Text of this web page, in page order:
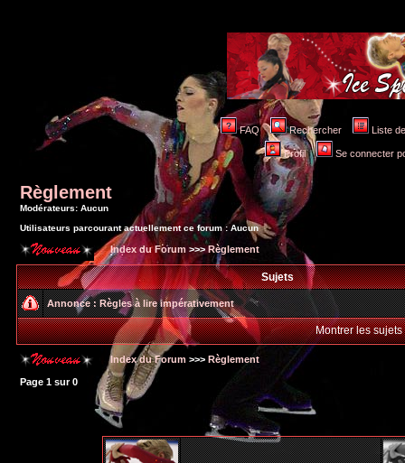
FAQ Rechercher Liste
Profil Se connecter
Règlement
Modérateurs: Aucun
Utilisateurs parcourant actuellement ce forum : Aucun
Index du Forum >>>Règlement
Sujets
Annonce : Règles à lire impérativement
Montrer les
Index du Forum >>> Règlement
Page 1 sur0